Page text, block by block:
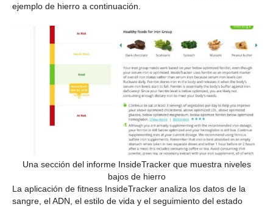
ejemplo de hierro a continuación.
Una sección del informe InsideTracker que muestra niveles
bajos de hierro
La aplicación de fitness InsideTracker analiza los datos de la
sangre, el ADN, el estilo de vida y el seguimiento del estado